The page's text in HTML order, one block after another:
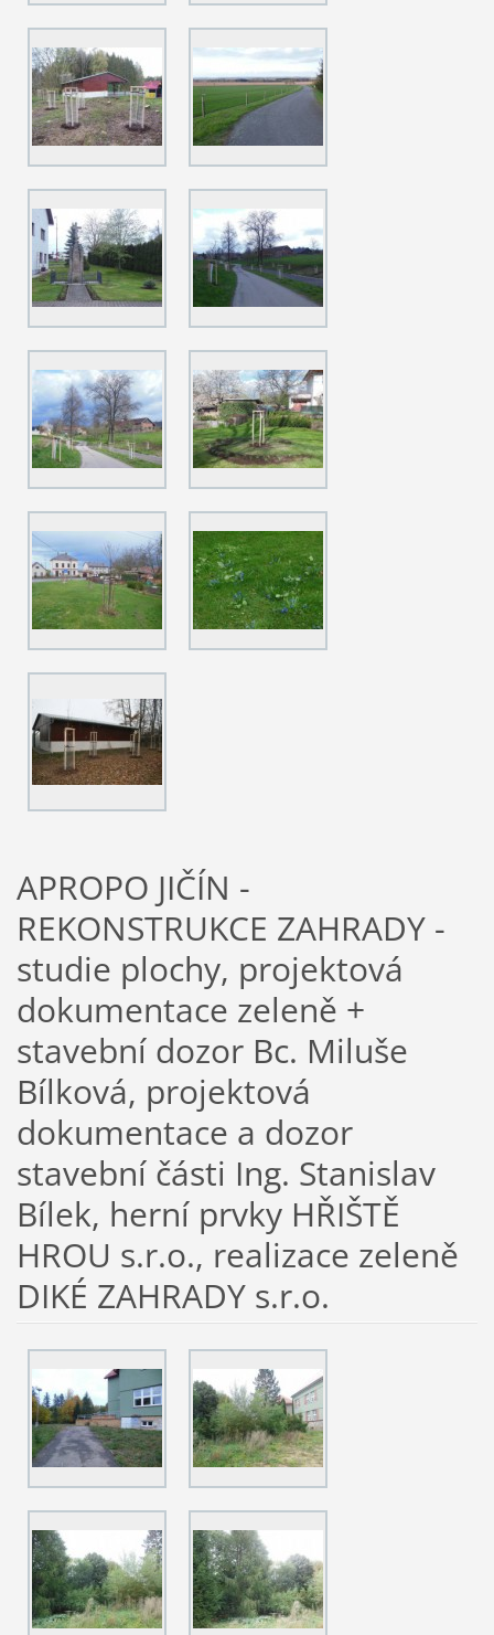
APROPO JIČÍN -
REKONSTRUKCE ZAHRADY -
studie plochy, projektová
dokumentace zeleně +
stavební dozor Bc. Miluše
Bílková, projektová
dokumentace a dozor
stavební části Ing. Stanislav
Bílek, herní prvky HŘIŠTĚ
HROU s.r.o., realizace zeleně
DIKÉ ZAHRADY s.r.o.